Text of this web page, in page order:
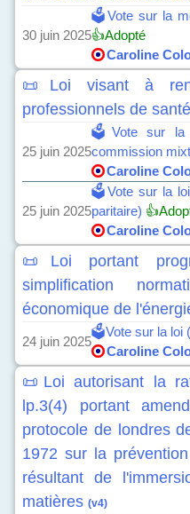
30 juin 2025
🗳️Vote sur la
👍Adopté
Caroline
📜Loi visant à
professionnels de santé
25 juin 2025
🗳️Vote sur la
commission
Caroline
25 juin 2025
🗳️Vote sur la loi
paritaire)
Caroline
📜Loi portant
simplification
économique de
24 juin 2025
🗳️Vote sur la loi
Caroline
📜Loi autorisant la
lp.3(4) portant
protocole de londres
1972 sur la
résultant de
matières (v4)